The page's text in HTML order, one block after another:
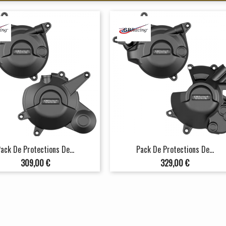
De Protections De...
Prix
309,00 €
Pack De Protections De...
Prix
329,00 €